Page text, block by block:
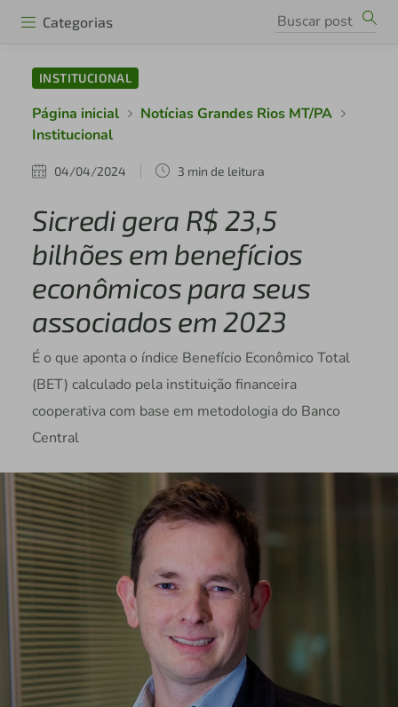
Categorias
INSTITUCIONAL
Página inicial
Notícias Grandes Rios MT/PA
Institucional
04/04/2024 3 min de leitura
Sicredi gera R$ 23,5
bilhões em benefícios
econômicos para seus
associados em 2023
É o que aponta o índice Benefício Econômico Total
(BET) calculado pela instituição financeira
cooperativa com base em metodologia do Banco
Central